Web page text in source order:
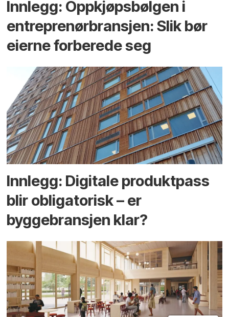
Innlegg: Oppkjøps­bølgen i
entreprenør­bransjen: Slik bør
eierne forberede seg
Innlegg: Digitale produktpass
blir obligatorisk – er
byggebransjen klar?